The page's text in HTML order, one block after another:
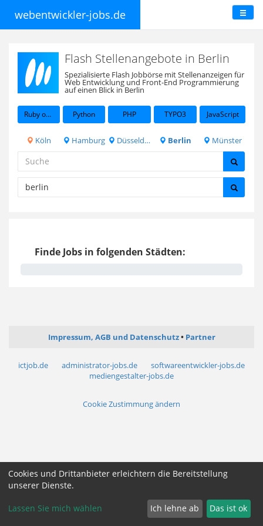
webentwickler-jobs.de
Flash Stellenangebote in Berlin
Spezialisierte Flash Jobbörse mit Stellenanzeigen für
Web Entwicklung und Front-End Programmierung
auf einen Blick in Berlin
Ruby on Rails Python PHP TYPO3 JavaScript
Köln Hamburg Düsseldorf Berlin Münster
Finde Jobs in folgenden Städten:
Impressum, AGB und Datenschutz Partner
ictjob.de administrator-jobs.de
softwareentwickler-jobs.de
mediengestalter-jobs.de
Cookie Zustimmung ändern
Cookies und Drittanbieter erleichtern die Bereitstellung
unserer Dienste.
Lassen Sie mich wählen Ich lehne ab Das ist ok